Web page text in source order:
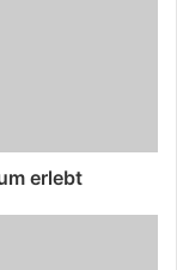
erlebt